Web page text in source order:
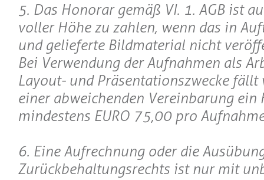
5. Das Honorar gemäß VI. 1. AGB ist
voller Höhe zu zahlen, wenn das in
und gelieferte Bildmaterial nicht
Bei Verwendung der Aufnahmen als
Layout- und Präsentationszwecke
einer abweichenden Vereinbarung ein
mindestens EURO 75,00 pro
6. Eine Aufrechnung oder die
Zurückbehaltungsrechts ist nur mit